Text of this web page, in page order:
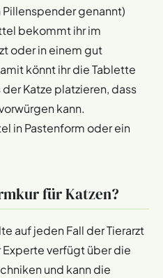
genannt)
bekommt ihr im
oder in einem gut
könnt ihr die Tablette
Katze platzieren, dass
kann.
in Pastenform oder ein
für Katzen?
auf jeden Fall der Tierarzt
verfügt über die
und kann die